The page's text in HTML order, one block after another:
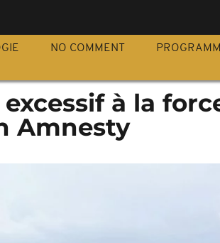
NO COMMENT
à la
Amnesty